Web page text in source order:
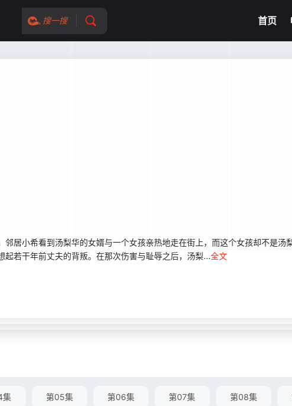
搜一搜 首页
小希看到汤梨华的女婿与一个女孩亲热地走在街上，而这个女孩却不是汤
若干年前丈夫的背叛。在那次伤害与耻辱之后，汤梨...全文
集 第05集 第06集 第07集 第08集